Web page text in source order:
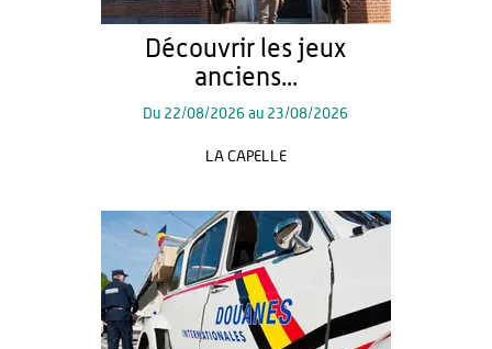
Découvrir les jeux
anciens...
Du 22/08/2026 au 23/08/2026
LA CAPELLE